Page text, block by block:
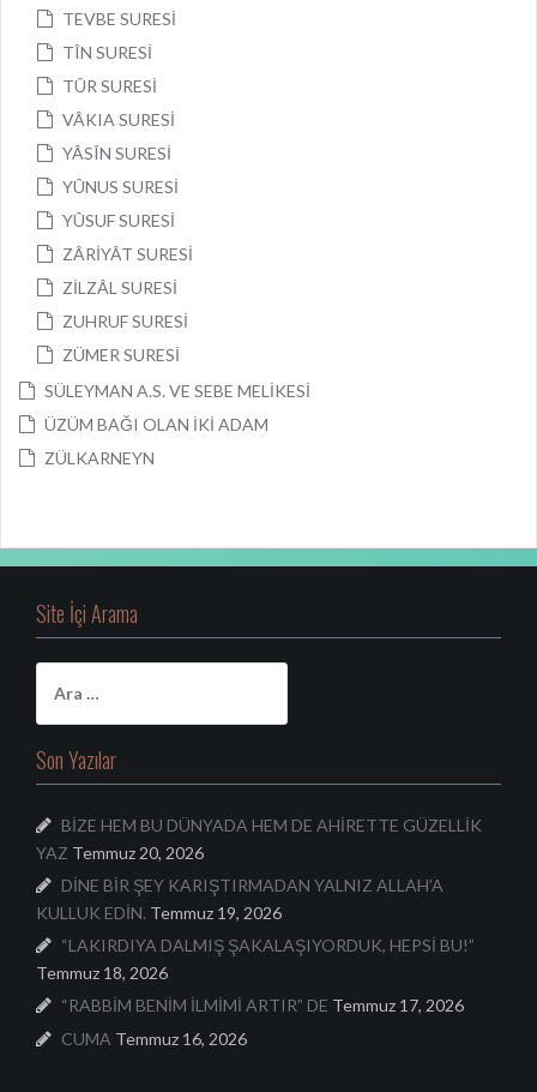
TEVBE SURESİ
TÎN SURESİ
TÛR SURESİ
VÂKIA SURESİ
YÂSÎN SURESİ
YÛNUS SURESİ
YÛSUF SURESİ
ZÂRİYÂT SURESİ
ZİLZÂL SURESİ
ZUHRUF SURESİ
ZÜMER SURESİ
SÜLEYMAN A.S. VE SEBE MELİKESİ
ÜZÜM BAĞI OLAN İKİ ADAM
ZÜLKARNEYN
Site İçi Arama
a
m
a
Son Yazılar
BİZE HEM BU DÜNYADA HEM DE AHİRETTE GÜZELLİK
YAZ Temmuz 20, 2026
DİNE BİR ŞEY KARIŞTIRMADAN YALNIZ ALLAH’A
KULLUK EDİN. Temmuz 19, 2026
“LAKIRDIYA DALMIŞ ŞAKALAŞIYORDUK, HEPSİ BU!”
Temmuz 18, 2026
“RABBİM BENİM İLMİMİ ARTIR” DE Temmuz 17, 2026
CUMA Temmuz 16, 2026